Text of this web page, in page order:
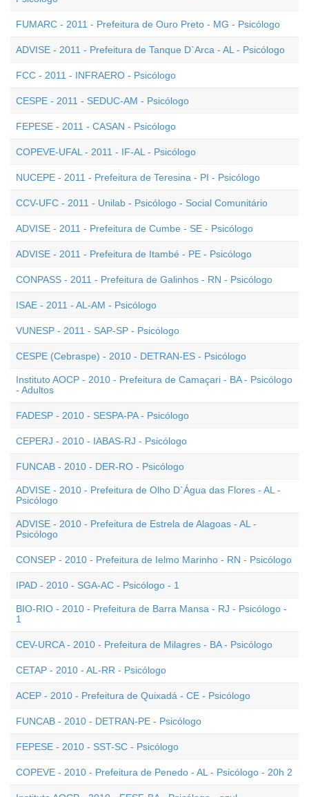
FUMARC - 2011 - Prefeitura de Ouro Preto - MG - Psicólogo
ADVISE - 2011 - Prefeitura de Tanque D`Arca - AL - Psicólogo
FCC - 2011 - INFRAERO - Psicólogo
CESPE - 2011 - SEDUC-AM - Psicólogo
FEPESE - 2011 - CASAN - Psicólogo
COPEVE-UFAL - 2011 - IF-AL - Psicólogo
NUCEPE - 2011 - Prefeitura de Teresina - PI - Psicólogo
CCV-UFC - 2011 - Unilab - Psicólogo - Social Comunitário
ADVISE - 2011 - Prefeitura de Cumbe - SE - Psicólogo
ADVISE - 2011 - Prefeitura de Itambé - PE - Psicólogo
CONPASS - 2011 - Prefeitura de Galinhos - RN - Psicólogo
ISAE - 2011 - AL-AM - Psicólogo
VUNESP - 2011 - SAP-SP - Psicólogo
CESPE (Cebraspe) - 2010 - DETRAN-ES - Psicólogo
Instituto AOCP - 2010 - Prefeitura de Camaçari - BA - Psicólogo
- Adultos
FADESP - 2010 - SESPA-PA - Psicólogo
CEPERJ - 2010 - IABAS-RJ - Psicólogo
FUNCAB - 2010 - DER-RO - Psicólogo
ADVISE - 2010 - Prefeitura de Olho D`Água das Flores - AL -
Psicólogo
ADVISE - 2010 - Prefeitura de Estrela de Alagoas - AL -
Psicólogo
CONSEP - 2010 - Prefeitura de Ielmo Marinho - RN - Psicólogo
IPAD - 2010 - SGA-AC - Psicólogo - 1
BIO-RIO - 2010 - Prefeitura de Barra Mansa - RJ - Psicólogo -
1
CEV-URCA - 2010 - Prefeitura de Milagres - BA - Psicólogo
CETAP - 2010 - AL-RR - Psicólogo
ACEP - 2010 - Prefeitura de Quixadá - CE - Psicólogo
FUNCAB - 2010 - DETRAN-PE - Psicólogo
FEPESE - 2010 - SST-SC - Psicólogo
COPEVE - 2010 - Prefeitura de Penedo - AL - Psicólogo - 20h 2